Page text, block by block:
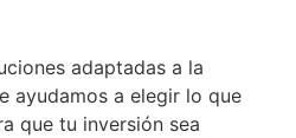
adaptadas a la
ayudamos a elegir lo que
que tu inversión sea